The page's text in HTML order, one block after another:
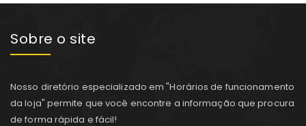
Sobre o site
Nosso diretório especializado em "Horários de funcionamento
da loja" permite que você encontre a informação que procura
de forma rápida e fácil!